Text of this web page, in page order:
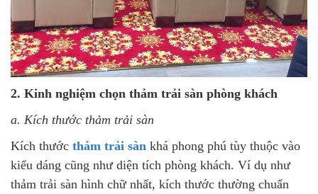
2. Kinh nghiệm chọn thảm trải sàn phòng khách
a. Kích thước thảm trải sàn
Kích thước thảm trải sàn khá phong phú tùy thuộc vào
kiểu dáng cũng như diện tích phòng khách. Ví dụ như
thảm trải sàn hình chữ nhất, kích thước thường chuẩn